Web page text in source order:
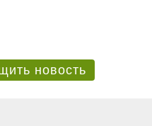
новость